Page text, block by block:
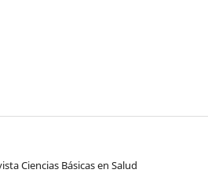
Ciencias Básicas en Salud